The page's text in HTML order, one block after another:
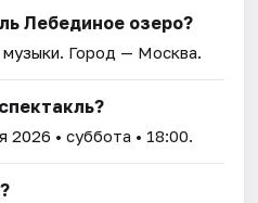
Лебединое озеро?
. Город — Москва.
2026 • суббота • 18:00.